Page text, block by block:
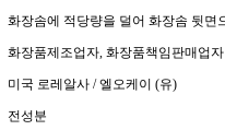
화장솜에 적당량을 덜어 화장솜 뒷면
화장품제조업자, 화장품책임판매업
미국 로레알사 / 엘오케이 (유)
전성분